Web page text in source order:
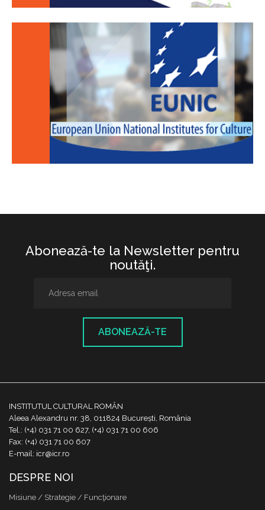
Abonează-te la Newsletter pentru
noutăţi.
ABONEAZĂ-TE
INSTITUTUL CULTURAL ROMÂN
Aleea Alexandru nr. 38, 011824 București, România
Tel.: (+4) 031 71 00 627, (+4) 031 71 00 606
Fax: (+4) 031 71 00 607
E-mail: icr@icr.ro
DESPRE NOI
Misiune / Strategie / Funcţionare